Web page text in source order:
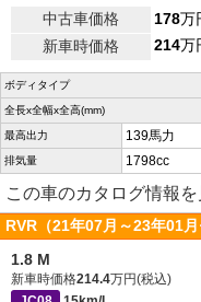
中古車価格
178万
新車時価格
214万
ボディタイプ
全長x全幅x全高(mm)
最高出力 139馬力
排気量 1798cc
この車のカタログ情報を
RVR（21年07月～23年01
1.8 M
新車時価格214.4万円(税込)